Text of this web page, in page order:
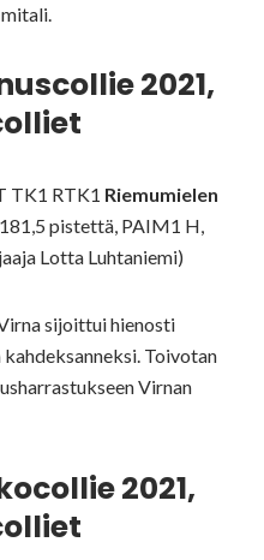
2021,
TK1 RTK1 Riemumielen
, 181,5 pistettä, PAIM1 H,
Lotta Luhtaniemi)
sijoittui hienosti
Toivotan
Virnan
2021,